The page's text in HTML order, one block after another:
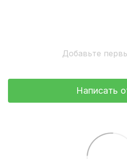
Добавьте
Написать